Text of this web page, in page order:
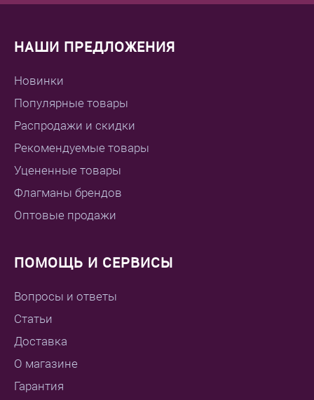
НАШИ ПРЕДЛОЖЕНИЯ
Новинки
Популярные товары
Распродажи и скидки
Рекомендуемые товары
Уцененные товары
Флагманы брендов
Оптовые продажи
ПОМОЩЬ И СЕРВИСЫ
Вопросы и ответы
Статьи
Доставка
О магазине
Гарантия